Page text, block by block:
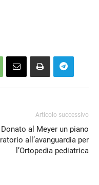
Articolo successivo
Donato al Meyer un piano
all’avanguardia per
l’Ortopedia pediatrica